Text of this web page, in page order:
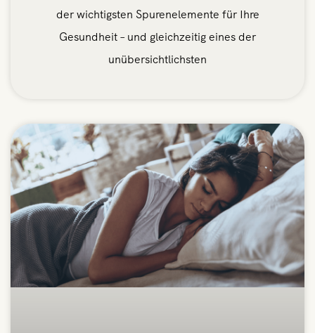
der wichtigsten Spurenelemente für Ihre
Gesundheit – und gleichzeitig eines der
unübersichtlichsten